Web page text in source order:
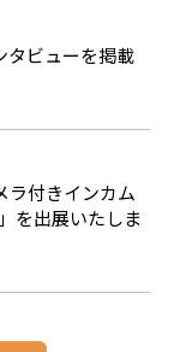
タビューを掲載
ラ付きインカム
を出展いたしま